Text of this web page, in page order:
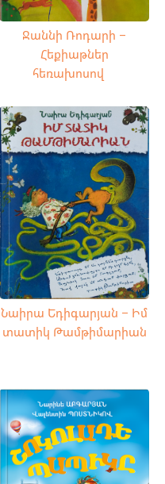
Ջաննի Ռոդարի –
Հեքիաթներ
հեռախոսով
Նաիրա Եդիգարյան – Իմ
տատիկ Թամթիմարիան